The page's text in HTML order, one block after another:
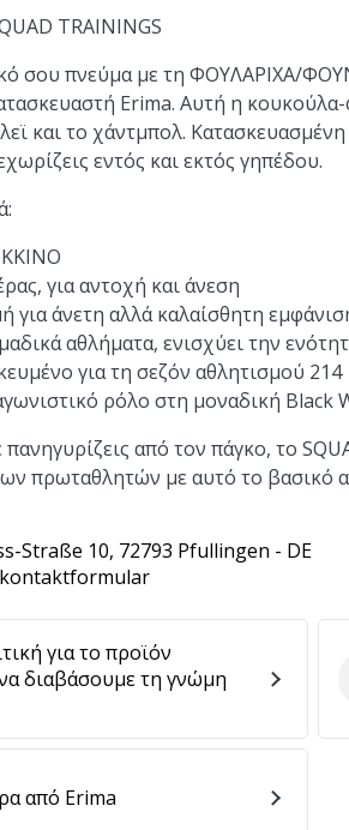
TRAININGS
σου πνεύμα με τη ΦΟΥΛΑΡΙΧΑ/
Erima. Αυτή η κουκούλα-
και το χάντμπολ.
εντός και εκτός γηπέδου.
για αντοχή και άνεση
για άνετη αλλά καλαίσθητη
αθλήματα, ενισχύει την
για τη σεζόν αθλητισμού 214
ρόλο στη μοναδική Black
πανηγυρίζεις από τον πάγκο, το
πρωταθλητών με αυτό το βασικό
Straße 10, 72793 Pfullingen - DE
το προϊόν
για το προϊόν
διαβάσουμε τη γνώμη
από Erima